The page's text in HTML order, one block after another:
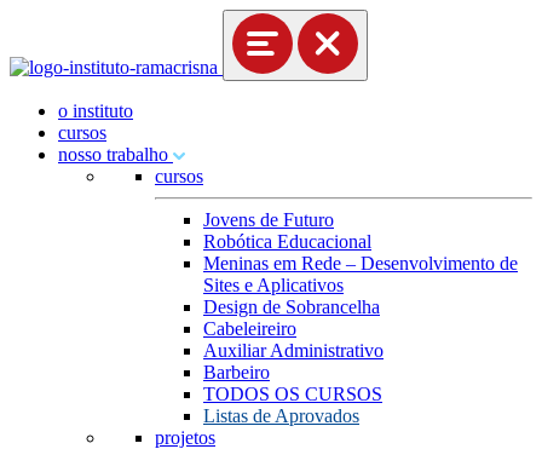
o instituto
cursos
nosso trabalho
cursos
Jovens de Futuro
Robótica Educacional
Meninas em Rede – Desenvolvimento de
Sites e Aplicativos
Design de Sobrancelha
Cabeleireiro
Auxiliar Administrativo
Barbeiro
TODOS OS CURSOS
Listas de Aprovados
projetos